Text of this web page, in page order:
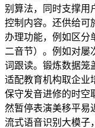
别算法，同时支撑用
控制内容。还供给可
办理功能，例如区分
二音节）。例如对屡
词跟读。锻炼数据笼
适配教育机构取企业
保守发音进修的时空
然暂停表演美移平易
流式语音识别大模子